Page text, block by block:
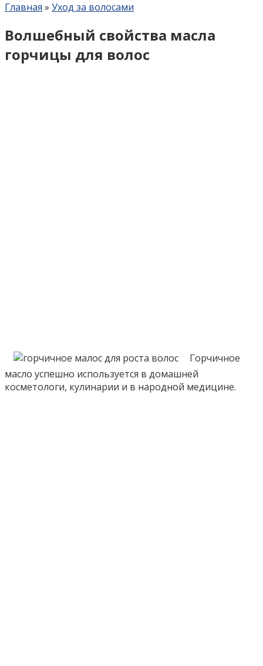
Главная » Уход за волосами
Волшебный свойства масла
горчицы для волос
Горчичное
масло успешно используется в домашней
косметологи, кулинарии и в народной медицине.